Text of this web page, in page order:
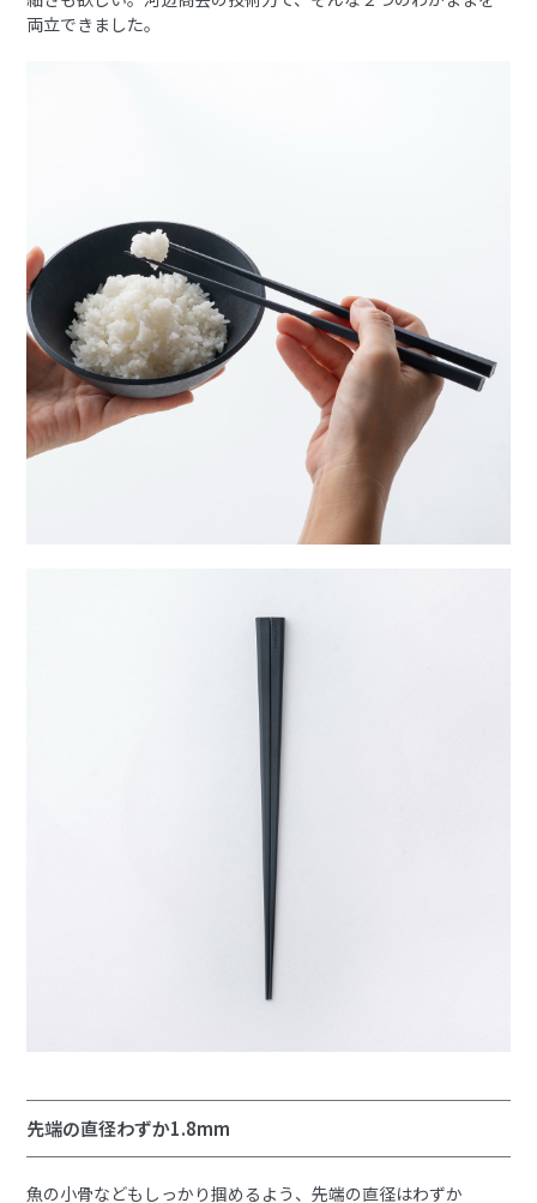
両立できました。
先端の直径わずか1.8mm
魚の小骨などもしっかり掴めるよう、先端の直径はわずか